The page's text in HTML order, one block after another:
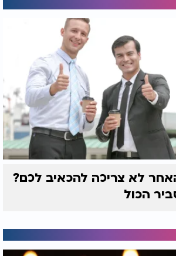
לא צריכה להכאיב לכם?
הכול